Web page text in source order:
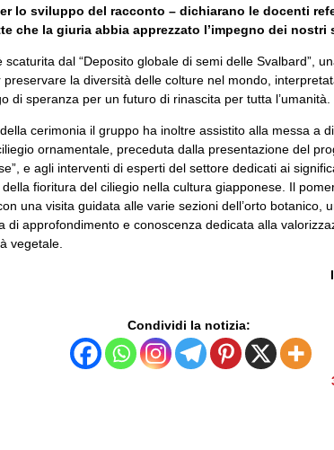
lo sviluppo del racconto – dichiarano le docenti
che la giuria abbia apprezzato l’impegno dei nostri
scaturita dal “Deposito globale di semi delle Svalbard”,
preservare la diversità delle colture nel mondo,
di speranza per un futuro di rinascita per tutta l’umanità.
cerimonia il gruppo ha inoltre assistito alla messa a
ornamentale, preceduta dalla presentazione del
e agli interventi di esperti del settore dedicati ai
fioritura del ciliegio nella cultura giapponese. Il
una visita guidata alle varie sezioni dell’orto botanico,
di approfondimento e conoscenza dedicata alla
vegetale.
Condividi la notizia: